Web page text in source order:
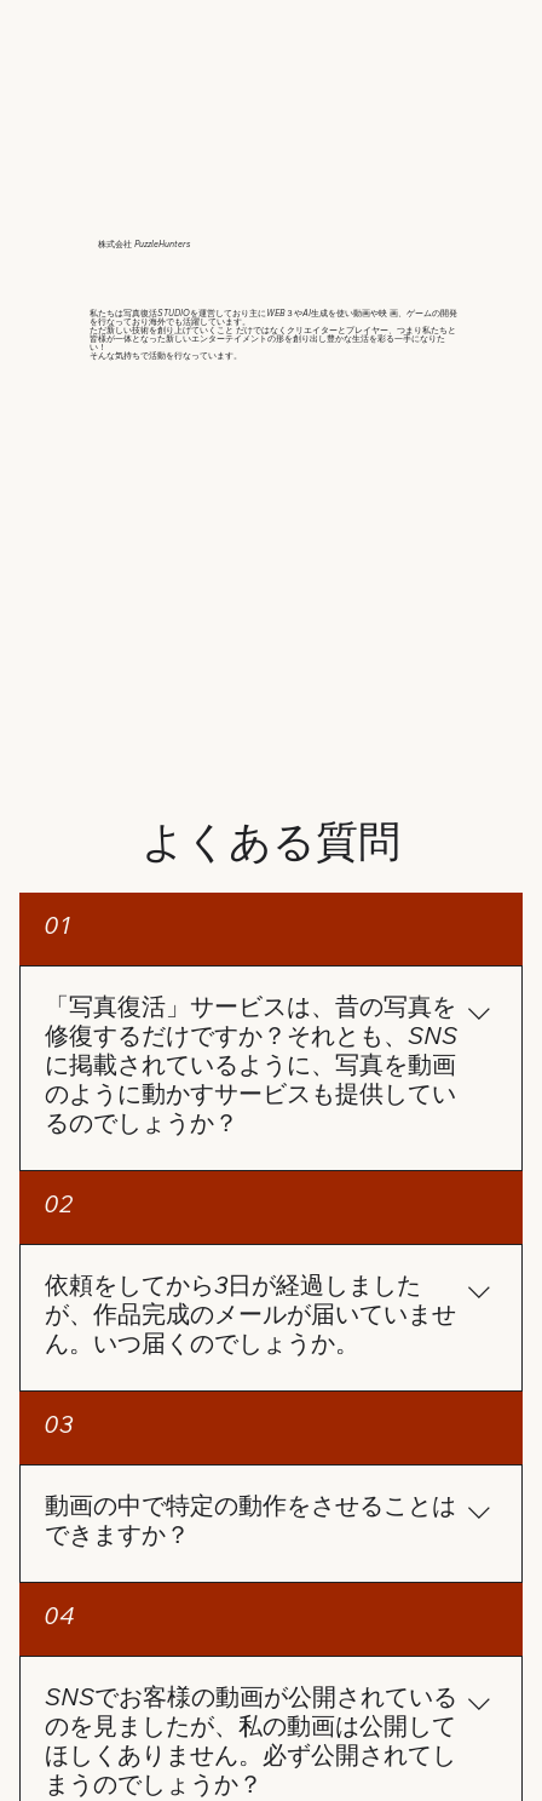
株式会社 PuzzleHunters
私たちは写真復活STUDIOを運営しており主にWEB３やAI生成を使い動画や映 画、ゲームの開発
を行なっており海外でも活躍しています。
ただ新しい技術を創り上げていくこと だけではなくクリエイターとプレイヤー、つまり私たちと
皆様が一体となった新しいエンターテイメントの形を創り出し豊かな生活を彩る一手になりた
い！
そんな気持ちで活動を行なっています。
よくある質問
01
「写真復活」サービスは、昔の写真を
修復するだけですか？それとも、SNS
に掲載されているように、写真を動画
のように動かすサービスも提供してい
るのでしょうか？
「写真復活」サービスは、写真を動画のように動か
02
依頼をしてから3日が経過しました
が、作品完成のメールが届いていませ
ん。いつ届くのでしょうか。
3日経過しても作品完成のメールが届いていないの
ルフォルダの確認 作品完成の通知メールが、迷惑メ
ールフォルダに振り分けられている可能性がありま
すので、一度ご確認ください。 注文番号でステータ
番号とメールアドレスを入力し、進捗状況を確認す
ることができます。完成した動画を直接ダウンロー
（angelsphoto99@gmail.com）にお問い合わせく
ださい。注文番号をお知らせいただければ、早急に
対応させていただきます。
03
動画の中で特定の動作をさせることは
できますか？
AIで作成しているため現時点の技術では、ご希望の
合があります。 しかし、できる限りお客様のご要望
に近い動画を制作できるよう、全力で対応させてい
ただきます。
04
SNSでお客様の動画が公開されている
のを見ましたが、私の動画は公開して
ほしくありません。必ず公開されてし
まうのでしょうか？